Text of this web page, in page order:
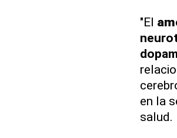
"El
en la
salud.